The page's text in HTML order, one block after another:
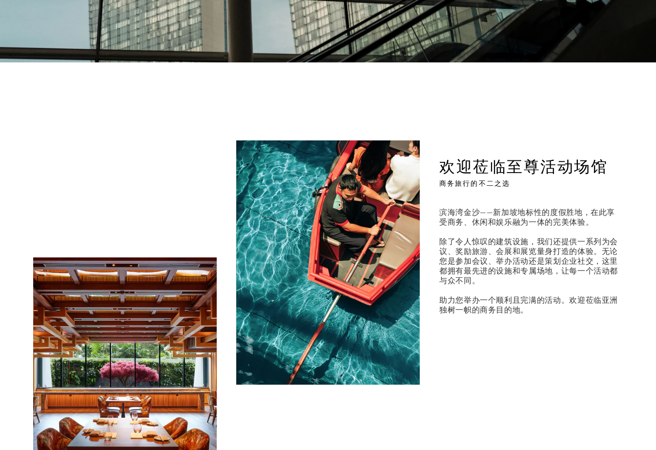
欢迎莅临至尊活动场馆
商务旅行的不二之选
滨海湾金沙——新加坡地标性的度假胜地，在此享
受商务、休闲和娱乐融为一体的完美体验。
除了令人惊叹的建筑设施，我们还提供一系列为会
议、奖励旅游、会展和展览量身打造的体验。无论
您是参加会议、举办活动还是策划企业社交，这里
都拥有最先进的设施和专属场地，让每一个活动都
与众不同。
助力您举办一个顺利且完满的活动。欢迎莅临亚洲
独树一帜的商务目的地。